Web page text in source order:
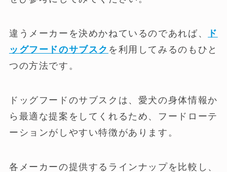
違うメーカーを決めかねているのであれば、
ド
ッグフードのサブスク を利用してみるのもひと
つの方法です。
ドッグフードのサブスクは、愛犬の身体情報か
ら最適な提案をしてくれるため、フードローテ
ーションがしやすい特徴があります。
各メーカーの提供するラインナップを比較し、